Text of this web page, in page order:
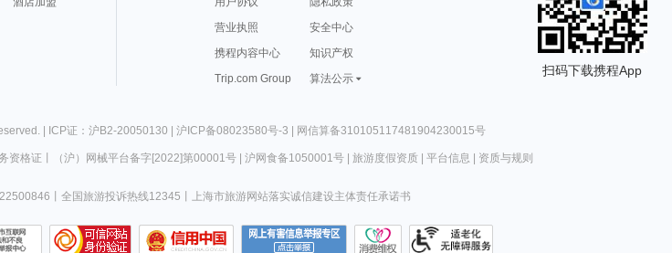
营业执照
安全中心
携程内容中心
知识产权
Trip.com Group
算法公示
扫码下载携程App
| ICP证：沪B2-20050130 | 沪ICP备08023580号-3 | 网信算备310105117481904230015号
资格证 （沪）网械平台备字[2022]第00001号| 沪网食备1050001号| 旅游度假资质| 平台信息 资质与规则
全国旅游投诉热线12345 上海市旅游网站落实诚信建设主体责任承诺书